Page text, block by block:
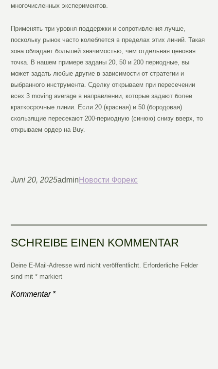
многочисленных экспериментов.
Применять три уровня поддержки и сопротивления лучше,
поскольку рынок часто колеблется в пределах этих линий. Такая
зона обладает большей значимостью, чем отдельная ценовая
точка. В нашем примере заданы 20, 50 и 200 периодные, вы
может задать любые другие в зависимости от стратегии и
выбранного инструмента. Сделку открываем при пересечении
всех 3 moving average в направлении, которые задают более
краткосрочные линии. Если 20 (красная) и 50 (бородовая)
скользящие пересекают 200-периодную (синюю) снизу вверх, то
открываем ордер на Buy.
Juni 20, 2025admin Новости Форекс
SCHREIBE EINEN KOMMENTAR
Deine E-Mail-Adresse wird nicht veröffentlicht. Erforderliche Felder
sind mit* markiert
Kommentar *